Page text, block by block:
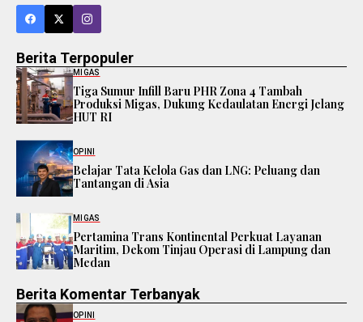
Berita Terpopuler
MIGAS
Tiga Sumur Infill Baru PHR Zona 4 Tambah
Produksi Migas, Dukung Kedaulatan Energi Jelang
HUT RI
OPINI
Belajar Tata Kelola Gas dan LNG: Peluang dan
Tantangan di Asia
MIGAS
Pertamina Trans Kontinental Perkuat Layanan
Maritim, Dekom Tinjau Operasi di Lampung dan
Medan
Berita Komentar Terbanyak
OPINI